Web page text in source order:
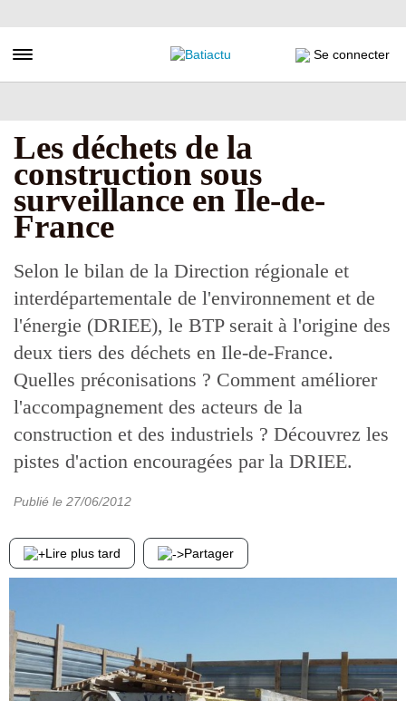
au
principal
Toggle navigation Se connecter
Les déchets de la
construction sous
surveillance en Ile-de-
France
Selon le bilan de la Direction régionale et
interdépartementale de l'environnement et de
l'énergie (DRIEE), le BTP serait à l'origine des
deux tiers des déchets en Ile-de-France.
Quelles préconisations ? Comment améliorer
l'accompagnement des acteurs de la
construction et des industriels ? Découvrez les
pistes d'action encouragées par la DRIEE.
Publié le 27/06/2012
Lire plus tard Partager